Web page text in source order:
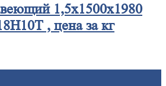
1,5x1500x1980
, цена за кг